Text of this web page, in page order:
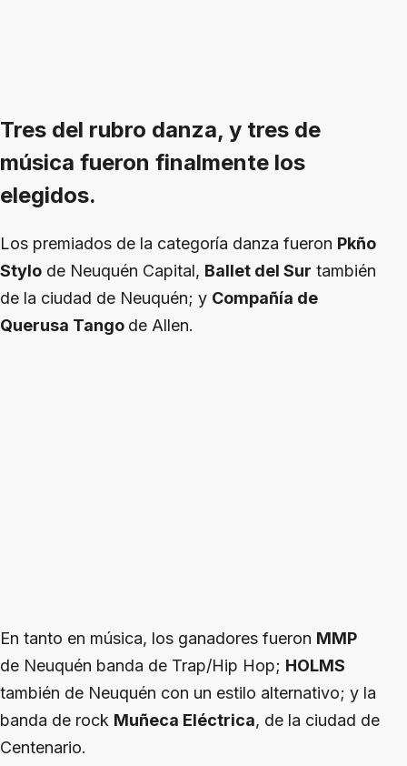
Tres del rubro danza, y tres de
música fueron finalmente los
elegidos.
Los premiados de la categoría danza fueron Pkño
Stylo de Neuquén Capital, Ballet del Sur también
de la ciudad de Neuquén; y Compañía de
Querusa Tango de Allen.
En tanto en música, los ganadores fueron MMP
de Neuquén banda de Trap/Hip Hop; HOLMS
también de Neuquén con un estilo alternativo; y la
banda de rock Muñeca Eléctrica, de la ciudad de
Centenario.